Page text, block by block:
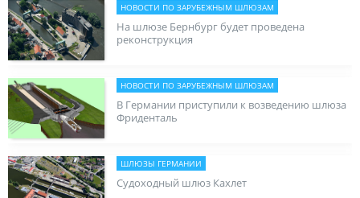
НОВОСТИ ПО ЗАРУБЕЖНЫМ ШЛЮЗАМ
На шлюзе Бернбург будет проведена
реконструкция
НОВОСТИ ПО ЗАРУБЕЖНЫМ ШЛЮЗАМ
В Германии приступили к возведению шлюза
Фриденталь
ШЛЮЗЫ ГЕРМАНИИ
Судоходный шлюз Кахлет